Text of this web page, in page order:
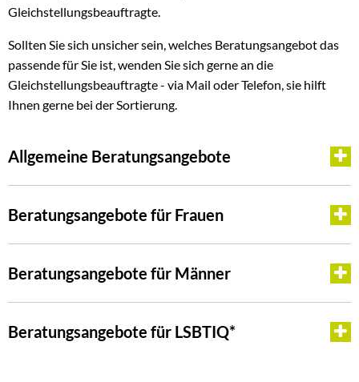
Gleichstellungsbeauftragte.
Sollten Sie sich unsicher sein, welches Beratungsangebot das
passende für Sie ist, wenden Sie sich gerne an die
Gleichstellungsbeauftragte - via Mail oder Telefon, sie hilft
Ihnen gerne bei der Sortierung.
Allgemeine Beratungsangebote
Beratungsangebote für Frauen
Beratungsangebote für Männer
Beratungsangebote für LSBTIQ*